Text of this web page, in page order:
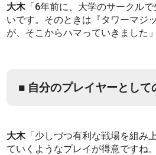
大木「6年前に、大学のサークル
いです。そのときは『タワーマジ
が、そこからハマっていきました」
■ 自分のプレイヤーとして
大木「少しづつ有利な戦場を組み
ていくようなプレイが得意ですね